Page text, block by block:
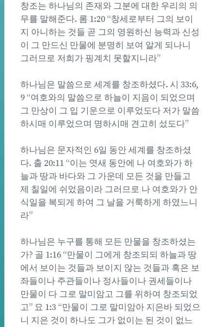
창조는 하나님의 존재와 그분에 대한 우리의 의
무를 말해준다. 롬 1:20 “창세로부터 그의 보이
지 아니하는 것들 곧 그의 영원하신 능력과 신성
이 그 만드신 만물에 분명히 보여 알게 되나니
그러므로 저희가 핑계치 못할지니라”
하나님은 말씀으로 세계를 창조하셨다. 시 33:6,
9 “여호와의 말씀으로 하늘이 지음이 되었으며
그 만상이 그 입 기운으로 이루었도다 저가 말씀
하시매 이루었으며 명하시매 견고히 섰도다”
하나님은 문자적인 6일 동안 세계를 창조하셨
다. 출 20:11 “이는 엿새 동안에 나 여호와가 하
늘과 땅과 바다와 그 가운데 모든 것을 만들고
제 칠일에 쉬었음이라 그러므로 나 여호와가 안
식일을 복되게 하여 그 날을 거룩하게 하였느니
라”
하나님은 누구를 통해 모든 만물을 창조하셨는
가? 골 1:16 “만물이 그에게 창조되되 하늘과 땅
에서 보이는 것들과 보이지 않는 것들과 혹은 보
좌들이나 주관들이나 정사들이나 권세들이나
만물이 다 그로 말미암고 그를 위하여 창조되었
고” 요 1:3 “만물이 그로 말미암아 지은바 되었으
니 지은 것이 하나도 그가 없이는 된 것이 없느